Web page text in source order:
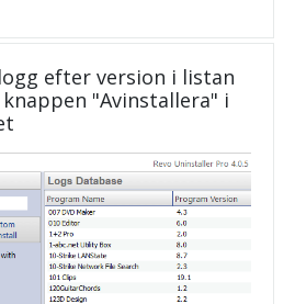
efter version i listan
"Avinstallera" i